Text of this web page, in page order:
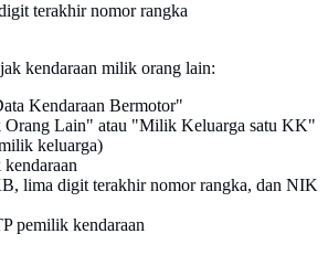
terakhir nomor rangka
kendaraan milik orang lain:
Kendaraan Bermotor"
Lain" atau "Milik Keluarga satu KK"
keluarga)
lima digit terakhir nomor rangka, dan NIK
pemilik kendaraan